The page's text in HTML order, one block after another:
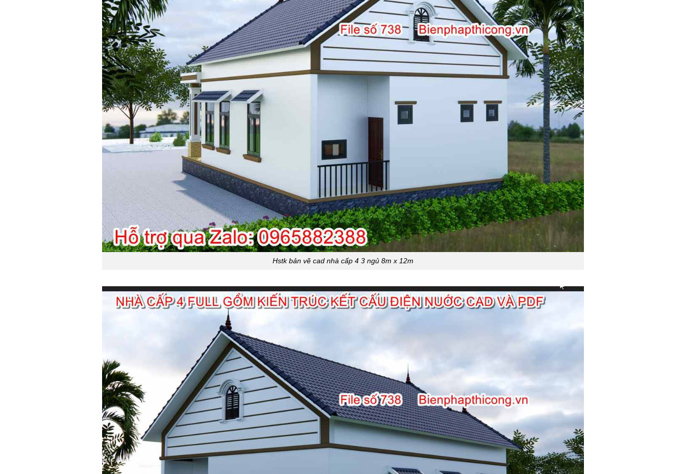
Hstk bản vẽ cad nhà cấp 4 3 ngủ 8m x 12m